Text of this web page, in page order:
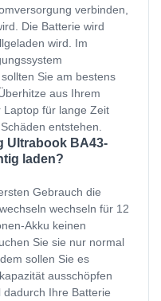
verbinden,
Die Batterie wird
wird. Im
Sie am bestens
aus Ihrem
für lange Zeit
entstehen.
Ultrabook BA43-
laden?
Gebrauch die
wechseln für 12
Akku keinen
Sie sie nur normal
sollen Sie es
ausschöpfen
Ihre Batterie